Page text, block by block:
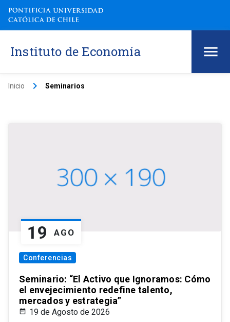
Instituto de Economía
Inicio keyboard_arrow_right Seminarios
19 AGO
Conferencias
Seminario: “El Activo que Ignoramos: Cómo
el envejecimiento redefine talento,
mercados y estrategia”
19 de Agosto de 2026